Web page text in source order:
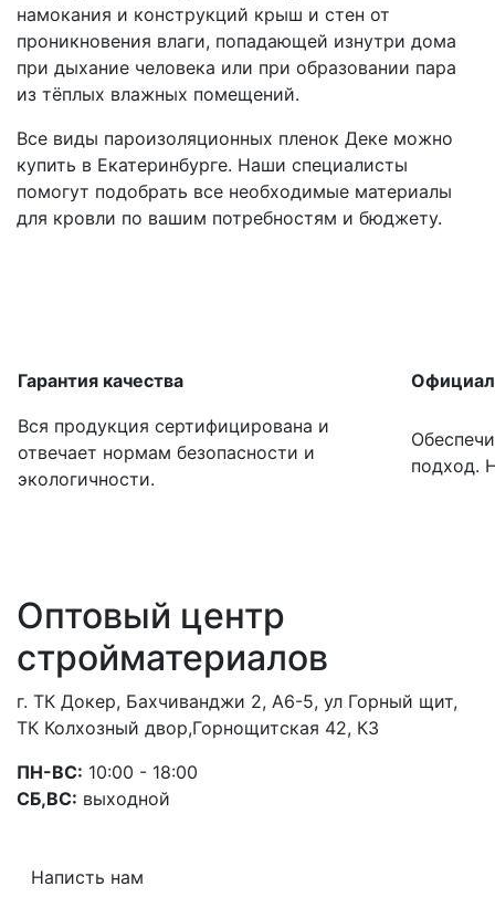
намокания и конструкций крыш и стен от
проникновения влаги, попадающей изнутри дома
при дыхание человека или при образовании пара
из тёплых влажных помещений.
Все виды пароизоляционных пленок Деке можно
купить в Екатеринбурге. Наши специалисты
помогут подобрать все необходимые материалы
для кровли по вашим потребностям и бюджету.
Гарантия качества
Вся продукция сертифицирована и
отвечает нормам безопасности и
экологичности.
подход.
Оптовый центр
стройматериалов
г. ТК Докер, Бахчиванджи 2, А6-5, ул Горный щит,
ТК Колхозный двор,Горнощитская 42, К3
ПН-ВС: 10:00 - 18:00
СБ,ВС: выходной
Написть нам